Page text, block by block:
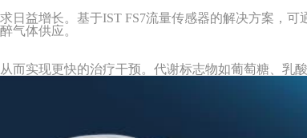
日益增长。基于IST FS7流量传感器的解决方案，
气体供应。
实现更快的治疗干预。代谢标志物如葡萄糖、乳